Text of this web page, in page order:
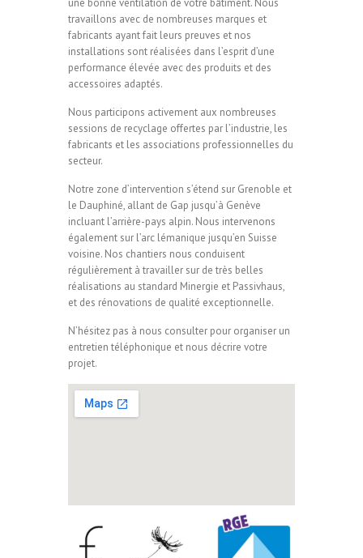
travaillons avec de nombreuses marques et
fabricants ayant fait leurs preuves et nos
installations sont réalisées dans l’esprit d’une
performance élevée avec des produits et des
accessoires adaptés.
Nous participons activement aux nombreuses
sessions de recyclage offertes par l’industrie, les
fabricants et les associations professionnelles du
secteur.
Notre zone d’intervention s’étend sur Grenoble et
le Dauphiné, allant de Gap jusqu’à Genève
incluant l’arrière-pays alpin. Nous intervenons
également sur l’arc lémanique jusqu’en Suisse
voisine. Nos chantiers nous conduisent
régulièrement à travailler sur de très belles
réalisations au standard Minergie et Passivhaus,
et des rénovations de qualité exceptionnelle.
N’hésitez pas à nous consulter pour organiser un
entretien téléphonique et nous décrire votre
projet.